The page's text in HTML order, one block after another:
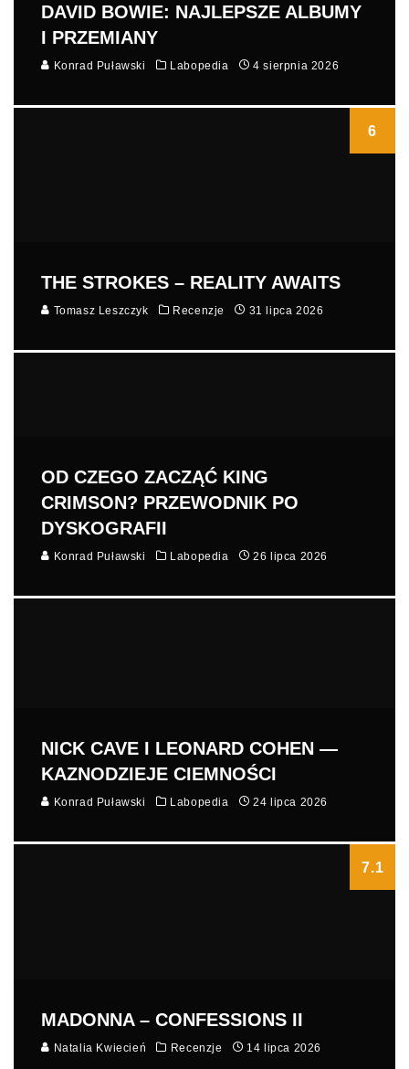
DAVID BOWIE: NAJLEPSZE ALBUMY
I PRZEMIANY
Konrad Puławski Labopedia 4 sierpnia 2026
6
THE STROKES – REALITY AWAITS
Tomasz Leszczyk Recenzje 31 lipca 2026
OD CZEGO ZACZĄĆ KING
CRIMSON? PRZEWODNIK PO
DYSKOGRAFII
Konrad Puławski Labopedia 26 lipca 2026
NICK CAVE I LEONARD COHEN —
KAZNODZIEJE CIEMNOŚCI
Konrad Puławski Labopedia 24 lipca 2026
7.1
MADONNA – CONFESSIONS II
Natalia Kwiecień Recenzje 14 lipca 2026